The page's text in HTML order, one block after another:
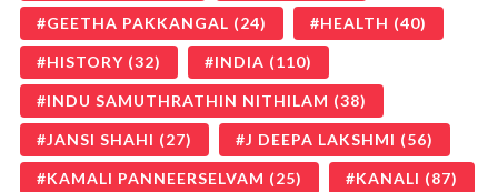
GEETHA PAKKANGAL (24) HEALTH (40)
HISTORY (32) INDIA (110)
INDU SAMUTHRATHIN NITHILAM (38)
JANSI SHAHI (27) J DEEPA LAKSHMI (56)
KAMALI PANNEERSELVAM (25) KANALI (87)